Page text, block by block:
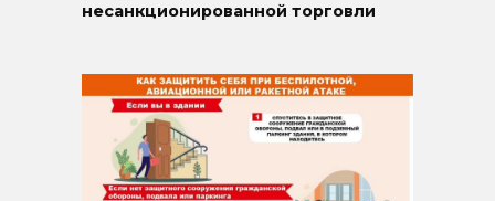
несанкционированной торговли